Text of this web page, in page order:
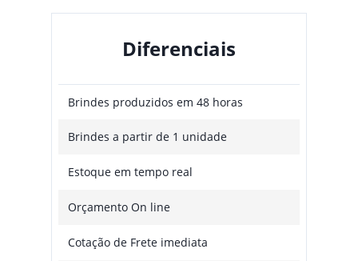
Diferenciais
Brindes produzidos em 48 horas
Brindes a partir de 1 unidade
Estoque em tempo real
Orçamento On line
Cotação de Frete imediata